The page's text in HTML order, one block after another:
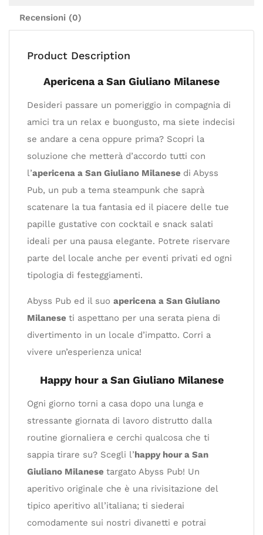
Recensioni (0)
Product Description
Apericena a San Giuliano Milanese
Desideri passare un pomeriggio in compagnia di
amici tra un relax e buongusto, ma siete indecisi
se andare a cena oppure prima? Scopri la
soluzione che metterà d’accordo tutti con
l’apericena a San Giuliano Milanese di Abyss
Pub, un pub a tema steampunk che saprà
scatenare la tua fantasia ed il piacere delle tue
papille gustative con cocktail e snack salati
ideali per una pausa elegante. Potrete riservare
parte del locale anche per eventi privati ed ogni
tipologia di festeggiamenti.
Abyss Pub ed il suo apericena a San Giuliano
Milanese ti aspettano per una serata piena di
divertimento in un locale d’impatto. Corri a
vivere un’esperienza unica!
Happy hour a San Giuliano Milanese
Ogni giorno torni a casa dopo una lunga e
stressante giornata di lavoro distrutto dalla
routine giornaliera e cerchi qualcosa che ti
sappia tirare su? Scegli l’happy hour a San
Giuliano Milanese targato Abyss Pub! Un
aperitivo originale che è una rivisitazione del
tipico aperitivo all’italiana; ti siederai
comodamente sui nostri divanetti e potrai